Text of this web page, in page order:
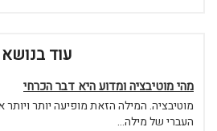
עוד בנושא
מהי מוטיבציה ומדוע היא דבר הכרחי
מוטיבציה. המילה הזאת מופיעה יותר
העברי של מילה...